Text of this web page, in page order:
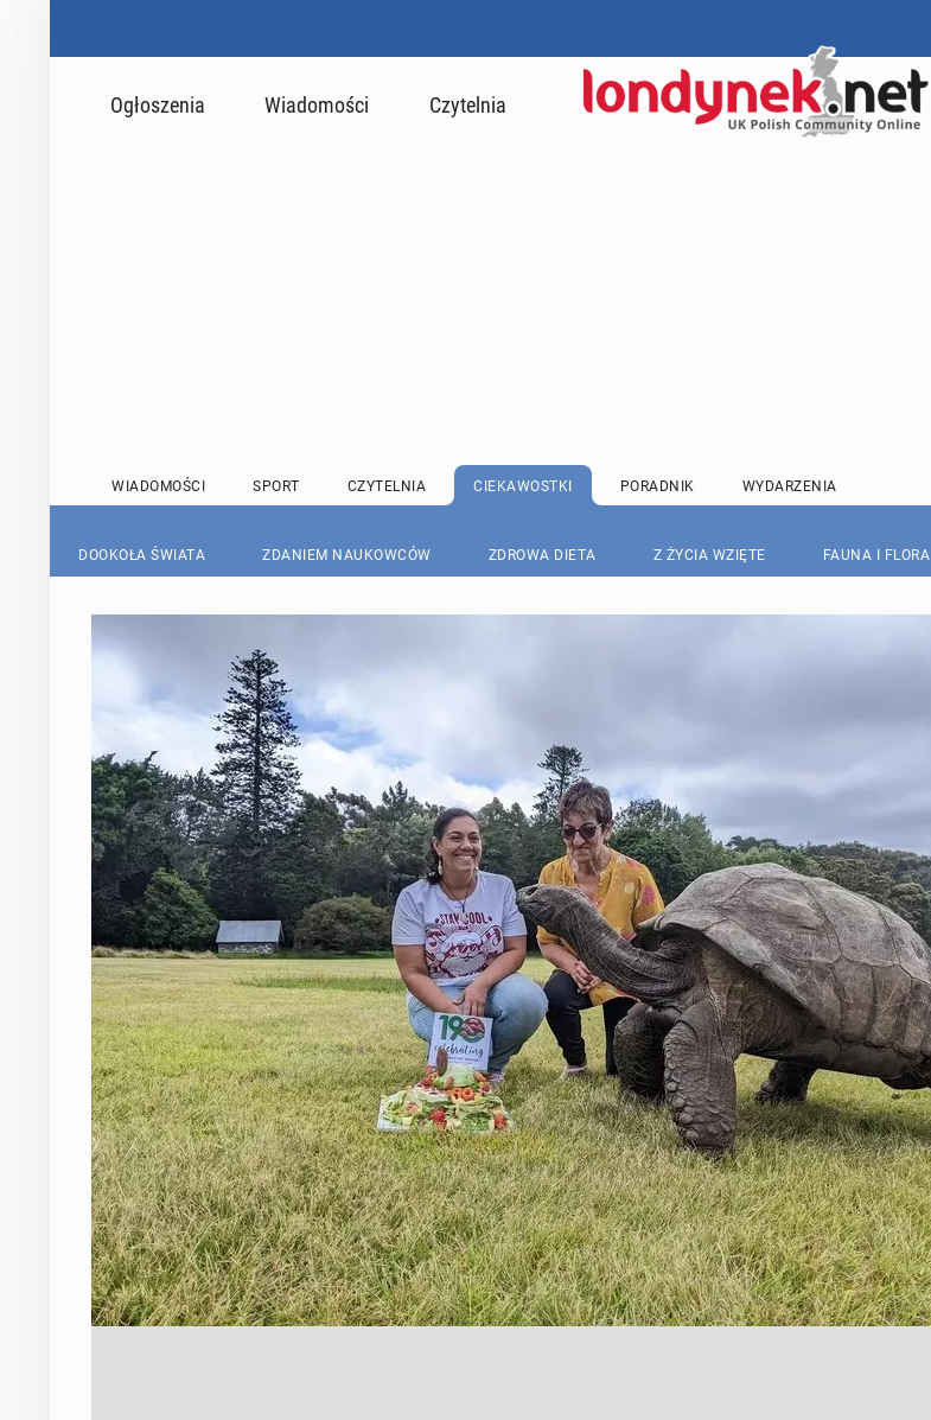
Ogłoszenia Wiadomości Czytelnia
WIADOMOŚCI SPORT CZYTELNIA CIEKAWOSTKI PORADNIK WYDARZENIA
DOOKOŁA ŚWIATA ZDANIEM NAUKOWCÓW ZDROWA DIETA Z ŻYCIA WZIĘTE FAUNA I FLORA